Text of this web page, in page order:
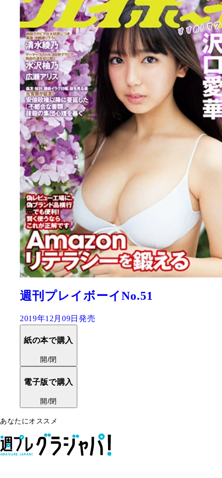
週刊プレイボーイNo.51
2019年12月09日発売
紙の本で購入
開/閉
電子版で購入
開/閉
あなたにオススメ